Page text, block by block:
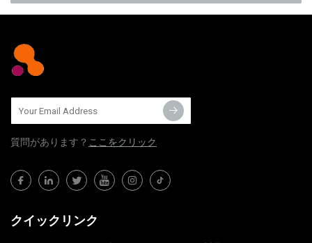
質問​​があります？ ここをクリック
クイックリンク